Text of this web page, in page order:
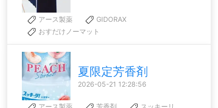
アース製薬
GIDORAX
おすだけノーマット
夏限定芳香剤
2026-05-21 12:28:56